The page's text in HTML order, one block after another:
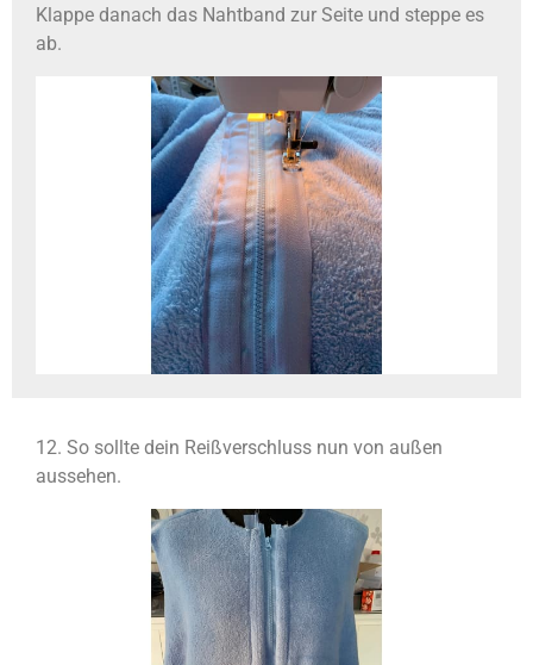
Klappe danach das Nahtband zur Seite und steppe es
ab.
12. So sollte dein Reißverschluss nun von außen
aussehen.